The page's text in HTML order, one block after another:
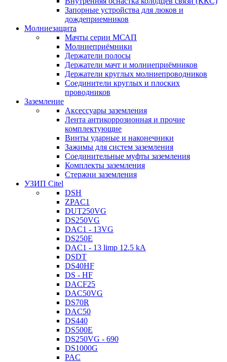
Запорные устройства для люков и
дождеприемников
Молниезащита
Мачты серии МСАП
Молниеприёмники
Держатели полосы
Держатели мачт и молниеприёмников
Держатели круглых молниепроводников
Cоединители круглых и плоских
проводников
Заземление
Аксессуары заземления
Лента антикоррозионная и прочие
комплектующие
Винты ударные и наконечники
Зажимы для систем заземления
Соединительные муфты заземления
Комплекты заземления
Стержни заземления
УЗИП Citel
DSH
ZPAC1
DUT250VG
DS250VG
DAC1 - 13VG
DS250E
DAC1 - 13 limp 12.5 kA
DSDT
DS40HF
DS - HF
DACF25
DAC50VG
DS70R
DAC50
DS440
DS500E
DS250VG - 690
DS1000G
PAC